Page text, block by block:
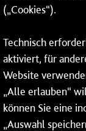
Mainzer
Rheinallee 41
55118 Mainz
06131 - 12
(„Cookies“).
Technisch
aktiviert, für
Website
„Alle erlauben“
können Sie eine
„Auswahl